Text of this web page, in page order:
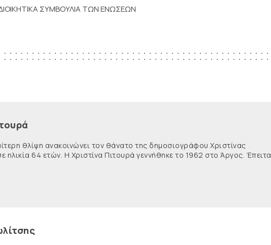
ΣΥΜΒΟΥΛΙΑ ΤΩΝ ΕΝΩΣΕΩΝ
θλίψη ανακοινώνει τον θάνατο της δημοσιογράφου Χριστίνας
64 ετών. Η Χριστίνα Πιτουρά γεννήθηκε το 1962 στο Άργος. Έπειτα